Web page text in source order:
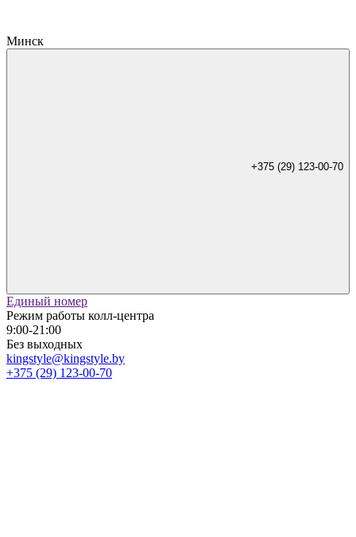
Минск
+375 (29) 123-00-70
Единый номер
Режим работы колл-центра
9:00-21:00
Без выходных
kingstyle@kingstyle.by
+375 (29) 123-00-70